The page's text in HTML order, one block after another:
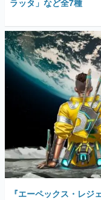
特集記事
マンガ
女性向け
アプリレビュー
その他
電ファミニコゲーマー
運営：株式会社マレ
『エーペックス・レ